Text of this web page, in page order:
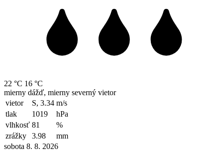
22 °C 16 °C
mierny dážď, mierny severný vietor
vietor
S, 3.34 m/s
tlak
1019
hPa
vlhkosť 81
%
zrážky
3.98
mm
sobota 8. 8. 2026